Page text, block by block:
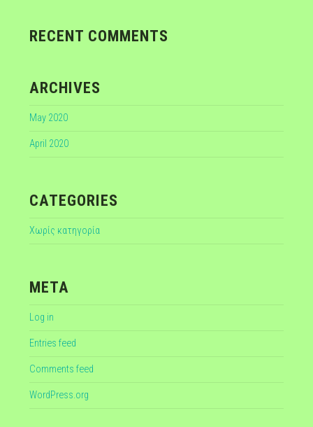
RECENT COMMENTS
ARCHIVES
May 2020
April 2020
CATEGORIES
Χωρίς κατηγορία
META
Log in
Entries feed
Comments feed
WordPress.org